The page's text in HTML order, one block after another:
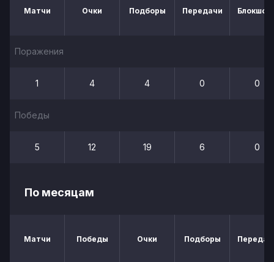
Матчи Очки Подборы Передачи
Поражения
1 4 4 0 0
Победы
5 12 19 6 0
По месяцам
Матчи Победы Очки Подборы